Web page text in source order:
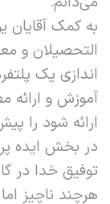
به کمک آقایان
التحصیلان و
اندازی یک
آموزش و ارائه
ارائه شود را
در بخش ایده
توفیق خدا در
هرچند ناچیز